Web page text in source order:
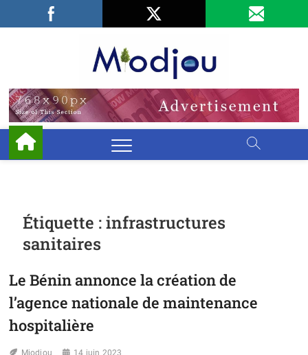
Facebook
LinkedIn
Étiquette :infrastructures
sanitaires
Le Bénin annonce la création de
l’agence nationale de maintenance
hospitalière